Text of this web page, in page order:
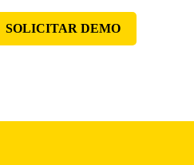
SOLICITAR DEMO